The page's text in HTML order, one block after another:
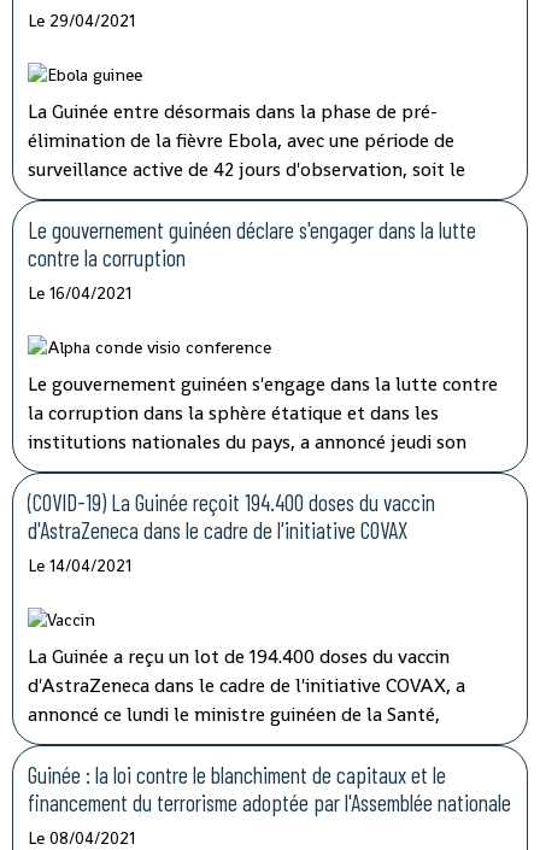
Le 29/04/2021
La Guinée entre désormais dans la phase de pré-
élimination de la fièvre Ebola, avec une période de
surveillance active de 42 jours d'observation, soit le
double de la période d'incubation du virus, a indiqué
mardi à la télévision nationale, Sory Condé, chargé des
études au département surveillance à l'Agence nationale
de sécurité sanitaire (ANSS).
Le gouvernement guinéen déclare s'engager dans la lutte
contre la corruption
Le 16/04/2021
Le gouvernement guinéen s'engage dans la lutte contre
la corruption dans la sphère étatique et dans les
institutions nationales du pays, a annoncé jeudi son
porte-parole, Aboubacar Sylla.Lors de la session
ordinaire du conseil des ministres tenu par
visioconférence, le président Alpha Condé a insisté sur
''la cohérence et la complémentarité qui doivent
les opérations de lutte contre la corruption.
(COVID-19) La Guinée reçoit 194.400 doses du vaccin
d'AstraZeneca dans le cadre de l'initiative COVAX
Le 14/04/2021
La Guinée a reçu un lot de 194.400 doses du vaccin
d'AstraZeneca dans le cadre de l'initiative COVAX, a
annoncé ce lundi le ministre guinéen de la Santé,
médécin général Rémy Lamah à la radio nationale.
Guinée : la loi contre le blanchiment de capitaux et le
financement du terrorisme adoptée par l'Assemblée nationale
Le 08/04/2021